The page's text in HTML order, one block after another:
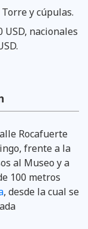
y cúpulas.
USD, nacionales
Rocafuerte
frente a la
al Museo y a
100 metros
, desde la cual se